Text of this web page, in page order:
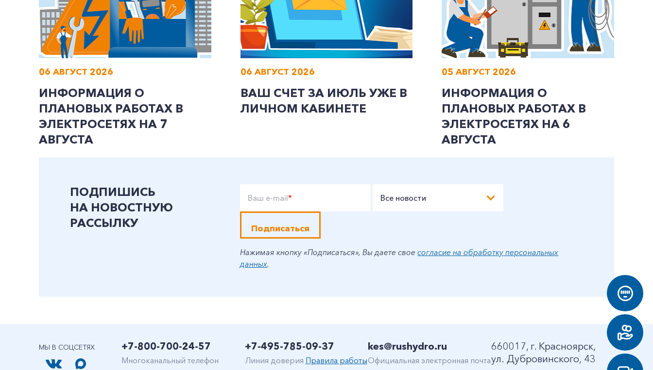
06 АВГУСТ 2026
ИНФОРМАЦИЯ О
ПЛАНОВЫХ РАБОТАХ В
ЭЛЕКТРОСЕТЯХ НА 7
АВГУСТА
06 АВГУСТ 2026
ВАШ СЧЕТ ЗА ИЮЛЬ УЖЕ В
ЛИЧНОМ КАБИНЕТЕ
05 АВГУСТ 2026
ИНФОРМАЦИЯ О
ПЛАНОВЫХ РАБОТАХ В
ЭЛЕКТРОСЕТЯХ НА 6
АВГУСТА
ПОДПИШИСЬ
НА НОВОСТНУЮ
РАССЫЛКУ
Ваш e-mail* Все новости
Подписаться
Нажимая кнопку «Подписаться», Вы даете своесогласие на обработку персональных
данных.
МЫ В СОЦСЕТЯХ +7-800-700-24-57
Многоканальный телефон
+7-495-785-09-37
Линия доверия Правила работы
kes@rushydro.ru
Официальная электронная почта
660017, г. Красноярск,
ул. Дубровинского, 43